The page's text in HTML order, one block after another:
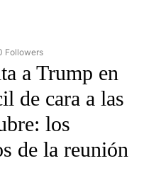
"CNN-SPANISH" TO RECEIVE
Followers
a Trump en
de cara a las
los
de la reunión